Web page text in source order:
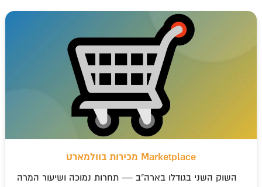
מכירות בוולמארט Marketplace
השוק השני בגודלו בארה"ב — תחרות נמוכה ושיעור המרה